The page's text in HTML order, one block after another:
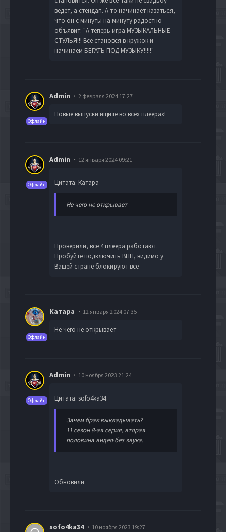
ведет, а стендап. А то начинает казаться,
что он с минуты на минуту радостно
объявит: "А теперь игра МУЗЫКАЛЬНЫЕ
СТУЛЬЯ!!! Все становся в кружок и
начинаем БЕГАТЬ ПОД МУЗЫКУ!!!!!"
Офлайн
Admin 2 февраля 2024 17:27
Новые выпуски ищите во всех плеерах!
Офлайн
Admin 12 января 2024 09:21
Цитата: Катара
Не чего не открывает
Проверили, все 4 плеера работают.
Пробуйте подключить ВПН, видимо у
Вашей стране блокируют все
Офлайн
Катара 12 января 2024 07:35
Не чего не открывает
Офлайн
Admin 10 ноября 2023 21:24
Цитата: sofo4ka34
Зачем брак выкладывать?
11 сезон 8-ая серия, вторая
половина видео без звука.
Обновили
sofo4ka34 10 ноября 2023 19:27